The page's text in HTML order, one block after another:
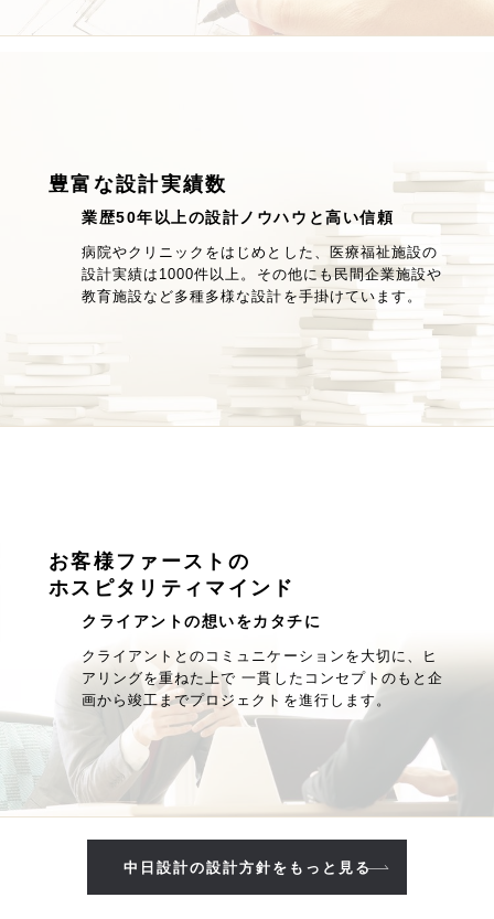
豊富な設計実績数
業歴50年以上の設計ノウハウと高い信頼
病院やクリニックをはじめとした、医療福祉施設の
設計実績は1000件以上。その他にも民間企業施設や
教育施設など多種多様な設計を手掛けています。
お客様ファーストの
ホスピタリティマインド
クライアントの想いをカタチに
クライアントとのコミュニケーションを大切に、ヒ
アリングを重ねた上で 一貫したコンセプトのもと企
画から竣工までプロジェクトを進行します。
中日設計の設計方針をもっと見る